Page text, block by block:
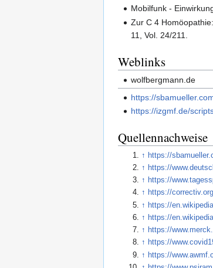
Mobilfunk -
Zur C 4
11, Vol. 24/211.
Weblinks
wolfbergmann.de
https://
https://izgmf.de/
Quellennachweise
↑ https://
↑ https://
↑ https://
↑ https://
↑ https://
↑ https://
↑ https://
↑ https://
↑ https://